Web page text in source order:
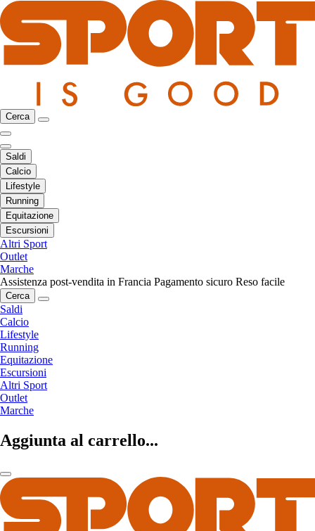
Cerca
Saldi
Calcio
Lifestyle
Running
Equitazione
Escursioni
Altri Sport
Outlet
Marche
Assistenza post-vendita in Francia Pagamento sicuro Reso facile
Cerca
Saldi
Calcio
Lifestyle
Running
Equitazione
Escursioni
Altri Sport
Outlet
Marche
Aggiunta al carrello...